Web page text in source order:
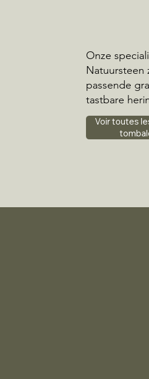
Onze
Natuursteen
passende
tastbare
Voir toutes